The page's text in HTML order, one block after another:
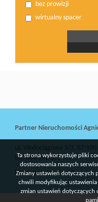
bez prowizji
wirtualny spacer
Partner Nieruchomości
ul. Wodociągowa 3/3, 87-100
tel: 604 191 361
biuro pracuje od 9-17
Ta strona wykorzystuje pliki
dostosowania naszych
Zmiany ustawień dotyczących
chwili modyfikując
zmian ustawień dotyczących